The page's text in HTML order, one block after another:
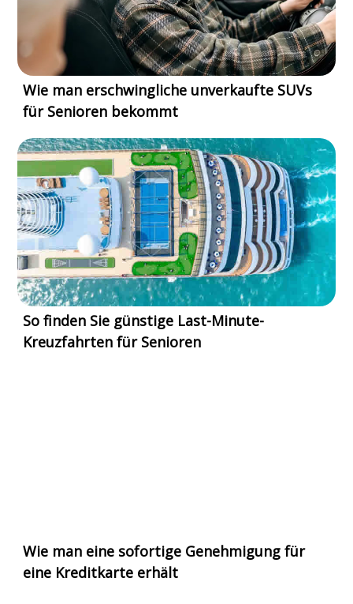
Wie man erschwingliche unverkaufte SUVs
für Senioren bekommt
So finden Sie günstige Last-Minute-
Kreuzfahrten für Senioren
Wie man eine sofortige Genehmigung für
eine Kreditkarte erhält